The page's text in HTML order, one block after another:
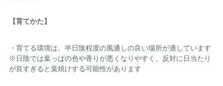
【育てかた】
・育てる環境は、半日陰程度の風通しの良い場所が適しています
※日陰では葉っぱの色や香りが悪くなりやすく、反対に日当たり
が良すぎると葉焼けする可能性があります